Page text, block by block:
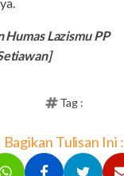
Humas Lazismu PP
Tag :
Bagikan Tulisan Ini :